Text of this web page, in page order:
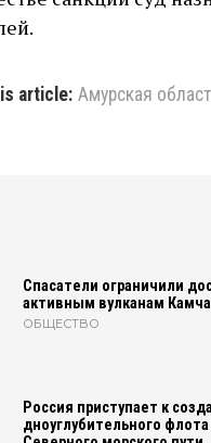
article: Амурская
Спасатели ограничили
активным вулканам
ОБЩЕСТВО
Россия приступает к
дноуглубительного